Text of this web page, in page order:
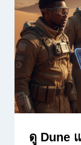
ดู Dune